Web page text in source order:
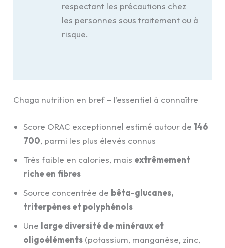
respectant les précautions chez
les personnes sous traitement ou à
risque.
Chaga nutrition en bref – l’essentiel à connaître
Score ORAC exceptionnel estimé autour de146
700, parmi les plus élevés connus
Très faible en calories, mais extrêmement
riche en fibres
Source concentrée de bêta-glucanes,
triterpènes et polyphénols
Une large diversité de minéraux et
oligoéléments (potassium, manganèse, zinc,